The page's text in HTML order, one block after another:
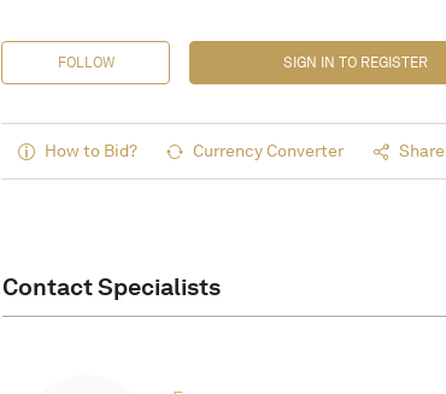
FOLLOW SIGN IN TO REGISTER
How to Bid? Currency Converter Share
Contact Specialists